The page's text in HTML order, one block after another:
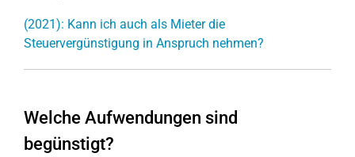
(2021): Kann ich auch als Mieter die
Steuervergünstigung in Anspruch nehmen?
Welche Aufwendungen sind
begünstigt?